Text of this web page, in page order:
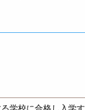
学校に合格し入学